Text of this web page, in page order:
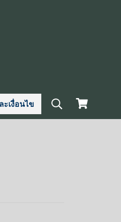
เงื่อนไข